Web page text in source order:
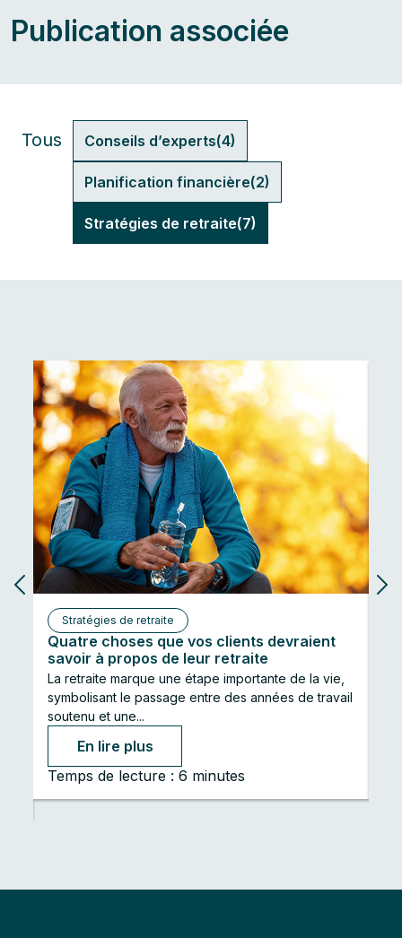
Publication associée
Tous Conseils d’experts(4)
Planification financière(2)
Stratégies de retraite(7)
Stratégies de retraite
Quatre choses que vos clients devraient
savoir à propos de leur retraite
La retraite marque une étape importante de la vie,
symbolisant le passage entre des années de travail
soutenu et une...
En lire plus
Temps de lecture : 6 minutes